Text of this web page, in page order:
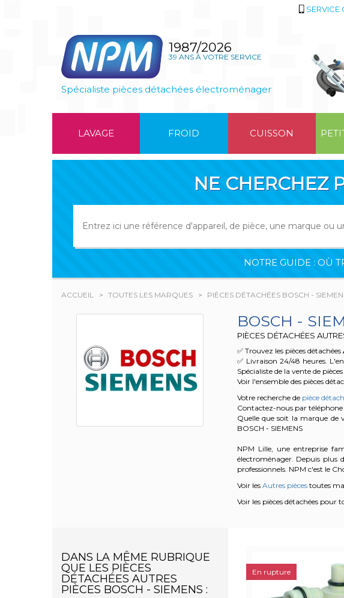
SERVICE
1987/2026
39 ANS À VOTRE SERVICE
Spécialiste pièces détachées électroménager
LAVAGE FROID CUISSON
NE CHERCHEZ
NOTRE GUIDE : OÙ
ACCUEIL TOUTES LES MARQUES PIÈCES DÉTACHÉES BOSCH -
BOSCH -
PIÈCES DÉTACHÉES
✅ Trouvez les pièces détachées
✅ Livraison 24/48 heures.
Spécialiste de la vente de
Voir l'ensemble des pièces
Votre recherche de pièce
Contactez-nous par
Quelle que soit la marque de
BOSCH - SIEMENS
NPM Lille, une entreprise
électroménager. Depuis plus
professionnels. NPM c'est le
Voir les Autres piècestoutes
Voir les pièces détachées pour
DANS LA MÊME RUBRIQUE
QUE LES PIÈCES
DÉTACHÉES AUTRES
PIÈCES BOSCH - SIEMENS :
En rupture